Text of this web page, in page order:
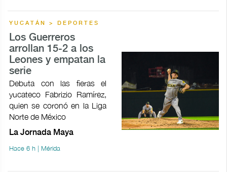
YUCATÁN > DEPORTES
Los Guerreros
arrollan 15-2 a los
Leones y empatan la
serie
Debuta con las fieras el
yucateco Fabrizio Ramírez,
quien se coronó en la Liga
Norte de México
La Jornada Maya
Hace 6 h | Mérida